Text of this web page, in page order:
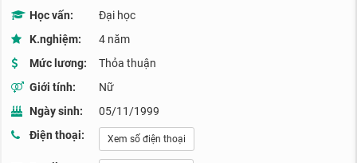
Học vấn:
Đại học
K.nghiệm:
4 năm
Mức lương:
Thỏa thuận
Giới tính:
Nữ
Ngày sinh:
05/11/1999
Điện thoại:
Xem số điện thoại